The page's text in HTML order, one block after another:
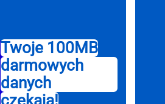
Twoje 100MB
darmowych
danych